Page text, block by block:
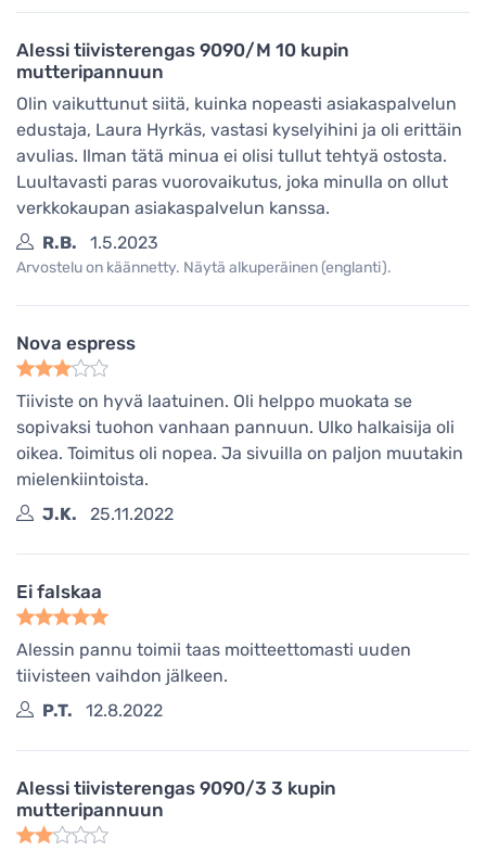
Alessi tiivisterengas 9090/M 10 kupin
mutteripannuun
Olin vaikuttunut siitä, kuinka nopeasti asiakaspalvelun
edustaja, Laura Hyrkäs, vastasi kyselyihini ja oli erittäin
avulias. Ilman tätä minua ei olisi tullut tehtyä ostosta.
Luultavasti paras vuorovaikutus, joka minulla on ollut
verkkokaupan asiakaspalvelun kanssa.
R.B.
1.5.2023
Arvostelu on käännetty. Näytä alkuperäinen (englanti).
Nova espress
Tiiviste on hyvä laatuinen. Oli helppo muokata se
sopivaksi tuohon vanhaan pannuun. Ulko halkaisija oli
oikea. Toimitus oli nopea. Ja sivuilla on paljon muutakin
mielenkiintoista.
J.K.
25.11.2022
Ei falskaa
Alessin pannu toimii taas moitteettomasti uuden
tiivisteen vaihdon jälkeen.
P.T.
12.8.2022
Alessi tiivisterengas 9090/3 3 kupin
mutteripannuun